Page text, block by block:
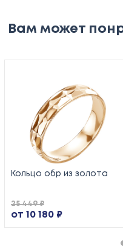
Вам может
Кольцо обр из золота
от 10 180 ₽
25 449 ₽